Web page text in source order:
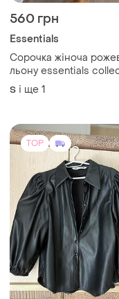
560 грн
Essentials
Сорочка жіноча
льону essentials
100% льон на
S і ще 1
TOP